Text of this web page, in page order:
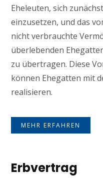
Eheleuten, sich
einzusetzen, und das
nicht verbrauchte
überlebenden
zu übertragen. Diese
können Ehegatten mit
realisieren.
MEHR ERFAHREN
Erbvertrag